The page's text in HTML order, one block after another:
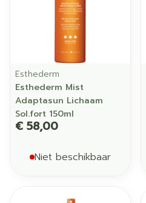
Esthederm
Esthederm Mist
Adaptasun Lichaam
Sol.fort 150ml
€ 58,00
Niet beschikbaar